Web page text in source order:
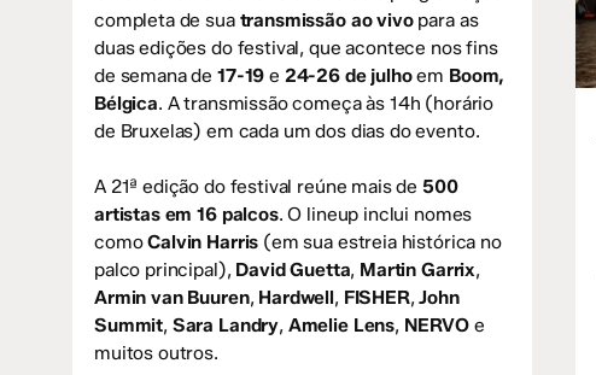
completa de sua transmissão ao vivopara as
duas edições do festival, que acontece nos fins
de semana de 17-19 e 24-26 de julhoem Boom,
Bélgica. A transmissão começa às 14h (horário
de Bruxelas) em cada um dos dias do evento.
A 21ª edição do festival reúne mais de 500
artistas em 16 palcos. O lineup inclui nomes
comoCalvin Harris (em sua estreia histórica no
palco principal), David Guetta, Martin Garrix,
Armin van Buuren, Hardwell, FISHER,John
Summit, Sara Landry, Amelie Lens, NERVO e
muitos outros.